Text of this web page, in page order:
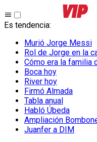
Es tendencia:
Murió Jorge Messi
Rol de Jorge en la
Cómo era la familia
Boca hoy
River hoy
Firmó Almada
Tabla anual
Habló Úbeda
Ampliación
Juanfer a DIM